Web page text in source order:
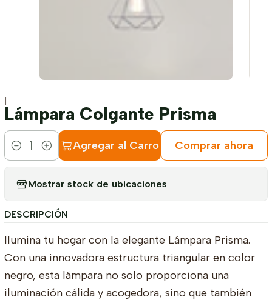
|
Lámpara Colgante Prisma
Cantidad
Agregar al Carro Comprar ahora
Mostrar stock de ubicaciones
DESCRIPCIÓN
Ilumina tu hogar con la elegante Lámpara Prisma.
Con una innovadora estructura triangular en color
negro, esta lámpara no solo proporciona una
iluminación cálida y acogedora, sino que también